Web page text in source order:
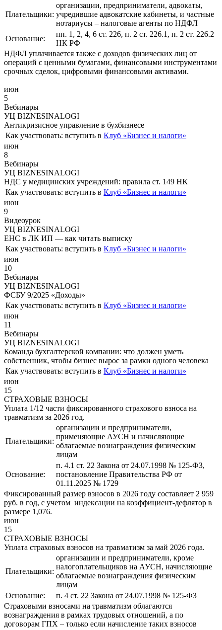
Плательщики:
организации, предприниматели, адвокаты,
учредившие адвокатские кабинеты, и частные
нотариусы – налоговые агенты по НДФЛ
Основание:
пп. 1, 2, 4, 6 ст. 226, п. 2 ст. 226.1, п. 2 ст. 226.2
НК РФ
НДФЛ уплачивается также с доходов физических лиц от
операций с ценными бумагами, финансовыми инструментами
срочных сделок, цифровыми финансовыми активами.
июн
5
Вебинары
УЦ BIZNESINALOGI
Антикризисное управление в бухбизнесе
Как участвовать: вступить в Клуб «Бизнес и налоги»
июн
8
Вебинары
УЦ BIZNESINALOGI
НДС у медицинских учреждений: правила ст. 149 НК
Как участвовать: вступить в Клуб «Бизнес и налоги»
июн
9
Видеоурок
УЦ BIZNESINALOGI
ЕНС в ЛК ИП — как читать выписку
Как участвовать: вступить в Клуб «Бизнес и налоги»
июн
10
Вебинары
УЦ BIZNESINALOGI
ФСБУ 9/2025 «Доходы»
Как участвовать: вступить в Клуб «Бизнес и налоги»
июн
11
Вебинары
УЦ BIZNESINALOGI
Команда бухгалтерской компании: что должен уметь
собственник, чтобы бизнес вырос за рамки одного человека
Как участвовать: вступить в Клуб «Бизнес и налоги»
июн
15
СТРАХОВЫЕ ВЗНОСЫ
Уплата 1/12 части фиксированного страхового взноса на
травматизм за 2026 год.
Плательщики:
организации и предприниматели,
применяющие АУСН и начисляющие
облагаемые вознаграждения физическим
лицам
Основание:
п. 4.1 ст. 22 Закона от 24.07.1998 № 125-ФЗ,
постановление Правительства РФ от
01.11.2025 № 1729
Фиксированный размер взносов в 2026 году составляет 2 959
руб. в год, с учетом индексации на коэффициент-дефлятор в
размере 1,076.
июн
15
СТРАХОВЫЕ ВЗНОСЫ
Уплата страховых взносов на травматизм за май 2026 года.
Плательщики:
организации и предприниматели, кроме
налогоплательщиков на АУСН, начисляющие
облагаемые вознаграждения физическим
лицам
Основание:
п. 4 ст. 22 Закона от 24.07.1998 № 125-ФЗ
Страховыми взносами на травматизм облагаются
вознаграждения в рамках трудовых отношений, а по
договорам ГПХ – только если начисление таких взносов